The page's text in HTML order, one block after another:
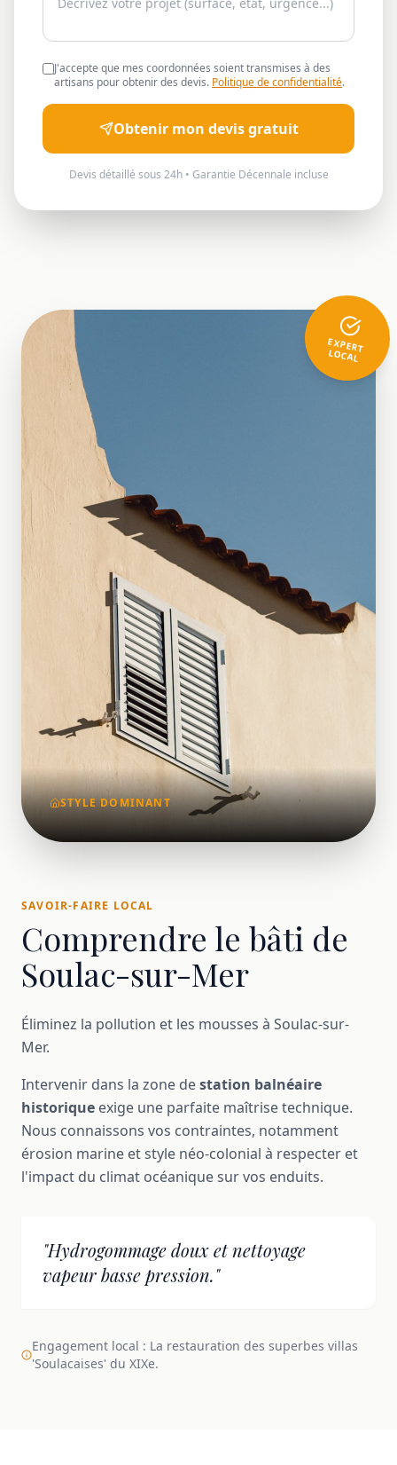
J'accepte que mes coordonnées soient transmises à des
artisans pour obtenir des devis. Politique de confidentialité.
Obtenir mon devis gratuit
Devis détaillé sous 24h • Garantie Décennale incluse
SAVOIR-FAIRE LOCAL
Comprendre le bâti de
Soulac-sur-Mer
Éliminez la pollution et les mousses à Soulac-sur-
Mer.
Intervenir dans la zone destation balnéaire
historique exige une parfaite maîtrise technique.
Nous connaissons vos contraintes, notamment
érosion marine et style néo-colonial à respecter et
l'impact du climat océanique sur vos enduits.
"Hydrogommage doux et nettoyage
vapeur basse pression."
Engagement local : La restauration des superbes villas
'Soulacaises' du XIXe.
EXPERT
LOCAL
STYLE DOMINANT